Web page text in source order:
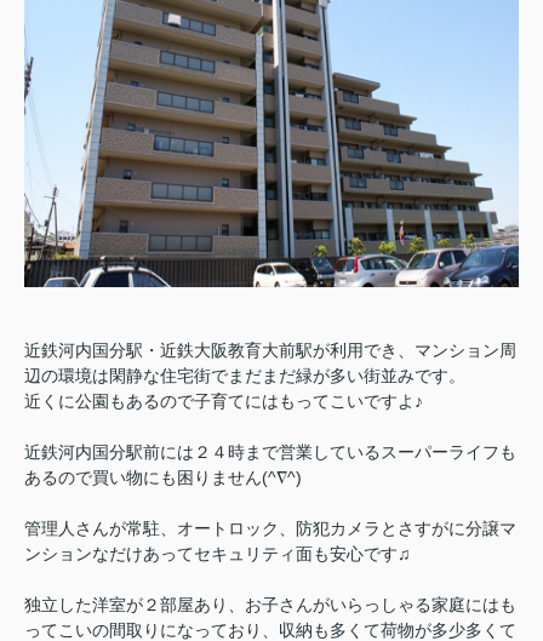
近鉄河内国分駅・近鉄大阪教育大前駅が利用でき、マンション周
辺の環境は閑静な住宅街でまだまだ緑が多い街並みです。
近くに公園もあるので子育てにはもってこいですよ♪
近鉄河内国分駅前には２４時まで営業しているスーパーライフも
あるので買い物にも困りません(^∇^)
管理人さんが常駐、オートロック、防犯カメラとさすがに分譲マ
ンションなだけあってセキュリティ面も安心です♫
独立した洋室が２部屋あり、お子さんがいらっしゃる家庭にはも
ってこいの間取りになっており、収納も多くて荷物が多少多くて